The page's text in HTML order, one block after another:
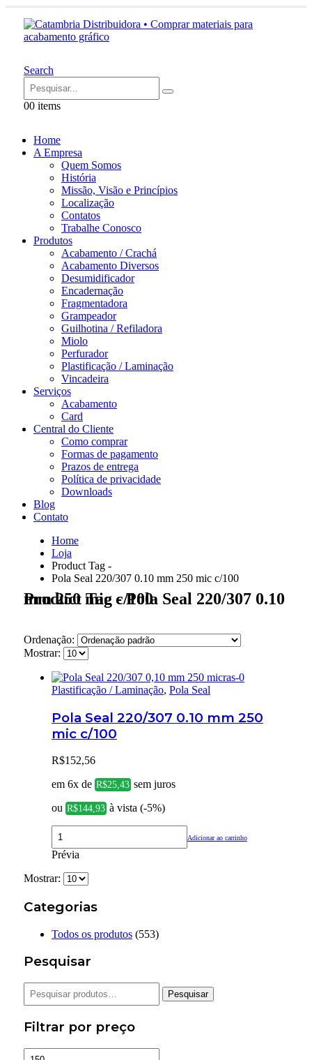
Search
00 items
Home
A Empresa
Quem Somos
História
Missão, Visão e Princípios
Localização
Contatos
Trabalhe Conosco
Produtos
Acabamento / Crachá
Acabamento Diversos
Desumidificador
Encadernação
Fragmentadora
Grampeador
Guilhotina / Refiladora
Miolo
Perfurador
Plastificação / Laminação
Vincadeira
Serviços
Acabamento
Card
Central do Cliente
Como comprar
Formas de pagamento
Prazos de entrega
Política de privacidade
Downloads
Blog
Contato
Home
Loja
Product Tag -
Pola Seal 220/307 0.10 mm 250 mic c/100
Product Tag - Pola Seal 220/307 0.10 mm 250 mic c/100
Ordenação:
Mostrar:
Plastificação / Laminação, Pola Seal
Pola Seal 220/307 0.10 mm 250
mic c/100
R$152,56
em 6x de R$25,43 sem juros
ou R$144,93 à vista (-5%)
Adicionar ao carrinho
Prévia
Mostrar:
Categorias
Todos os produtos (553)
Pesquisar
Pesquisar
por:
Pesquisar
Filtrar por preço
Preço